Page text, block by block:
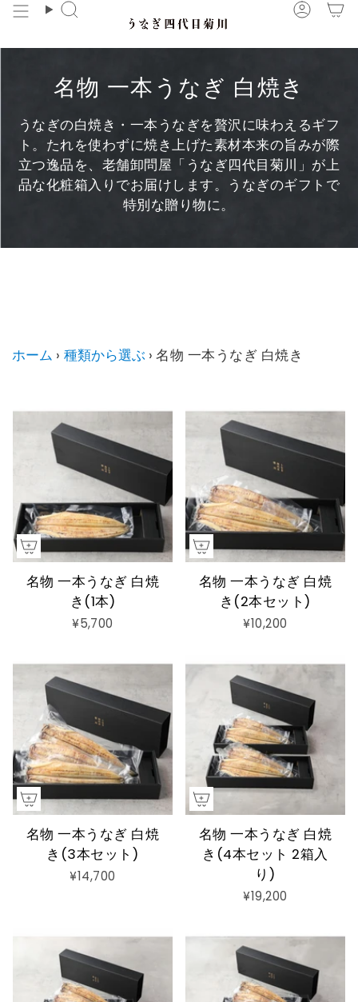
テ
検
ア
名物 一本うなぎ 白焼き
うなぎの白焼き・一本うなぎを贅沢に味わえるギフ
ト。たれを使わずに焼き上げた素材本来の旨みが際
立つ逸品を、老舗卸問屋「うなぎ四代目菊川」が上
品な化粧箱入りでお届けします。うなぎのギフトで
特別な贈り物に。
ホーム › 種類から選ぶ › 名物 一本うなぎ 白焼き
名物 一本うなぎ 白焼
き(1本)
¥5,700
名物 一本うなぎ 白焼
き(2本セット)
¥10,200
名物 一本うなぎ 白焼
き(3本セット)
¥14,700
名物 一本うなぎ 白焼
き(4本セット 2箱入
り)
¥19,200